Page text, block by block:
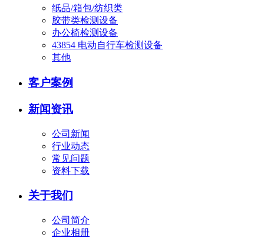
纸品/箱包/纺织类
胶带类检测设备
办公椅检测设备
43854 电动自行车检测设备
其他
客户案例
新闻资讯
公司新闻
行业动态
常见问题
资料下载
关于我们
公司简介
企业相册